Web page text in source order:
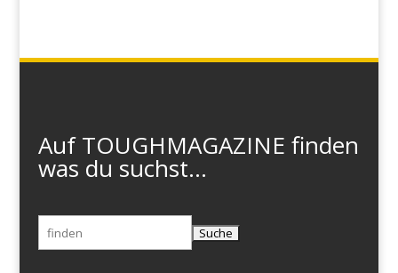
Auf TOUGHMAGAZINE finden
was du suchst...
Suchen
nach: